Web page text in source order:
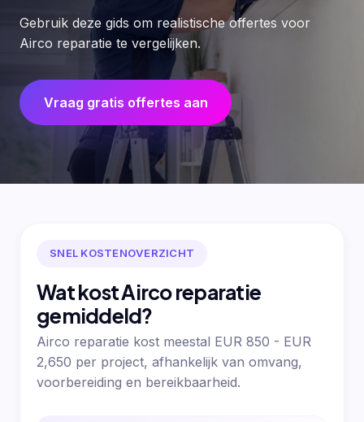
Gebruik deze gids om realistische offertes voor
Airco reparatie te vergelijken.
Vraag gratis offertes aan
SNEL KOSTENOVERZICHT
Wat kost Airco reparatie
gemiddeld?
Airco reparatie kost meestal EUR 850 - EUR
2,650 per project, afhankelijk van omvang,
voorbereiding en bereikbaarheid.